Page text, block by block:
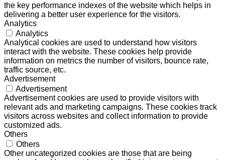
the key performance indexes of the website which helps in
delivering a better user experience for the visitors.
Analytics
Analytics
Analytical cookies are used to understand how visitors
interact with the website. These cookies help provide
information on metrics the number of visitors, bounce rate,
traffic source, etc.
Advertisement
Advertisement
Advertisement cookies are used to provide visitors with
relevant ads and marketing campaigns. These cookies track
visitors across websites and collect information to provide
customized ads.
Others
Others
Other uncategorized cookies are those that are being